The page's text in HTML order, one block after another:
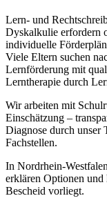
Lern- und
Dyskalkulie erfordern
individuelle
Viele Eltern suchen
Lernförderung mit
Lerntherapie durch
Wir arbeiten mit
Einschätzung –
Diagnose durch unser
Fachstellen.
In Nordrhein-
erklären Optionen
Bescheid vorliegt.